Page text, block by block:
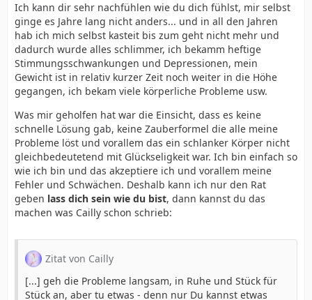
Ich kann dir sehr nachfühlen wie du dich fühlst, mir selbst
ginge es Jahre lang nicht anders... und in all den Jahren
hab ich mich selbst kasteit bis zum geht nicht mehr und
dadurch wurde alles schlimmer, ich bekamm heftige
Stimmungsschwankungen und Depressionen, mein
Gewicht ist in relativ kurzer Zeit noch weiter in die Höhe
gegangen, ich bekam viele körperliche Probleme usw.
Was mir geholfen hat war die Einsicht, dass es keine
schnelle Lösung gab, keine Zauberformel die alle meine
Probleme löst und vorallem das ein schlanker Körper nicht
gleichbedeutetend mit Glückseligkeit war. Ich bin einfach so
wie ich bin und das akzeptiere ich und vorallem meine
Fehler und Schwächen. Deshalb kann ich nur den Rat
geben lass dich sein wie du bist, dann kannst du das
machen was Cailly schon schrieb:
Zitat von Cailly
[...] geh die Probleme langsam, in Ruhe und Stück für
Stück an, aber tu etwas - denn nur Du kannst etwas